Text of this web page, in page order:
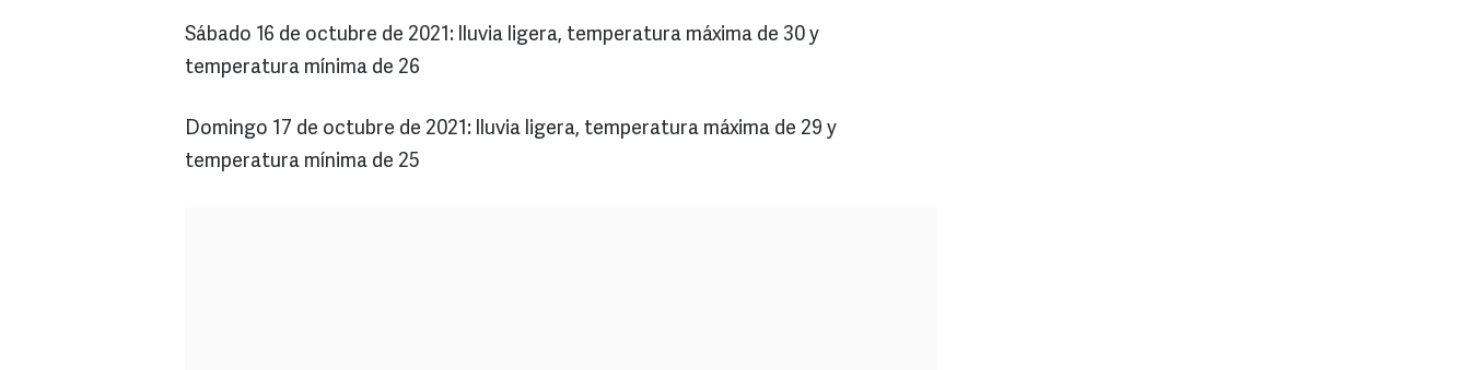
Sábado 16 de octubre de 2021: lluvia ligera, temperatura máxima de 30 y
temperatura mínima de 26
Domingo 17 de octubre de 2021: lluvia ligera, temperatura máxima de 29 y
temperatura mínima de 25